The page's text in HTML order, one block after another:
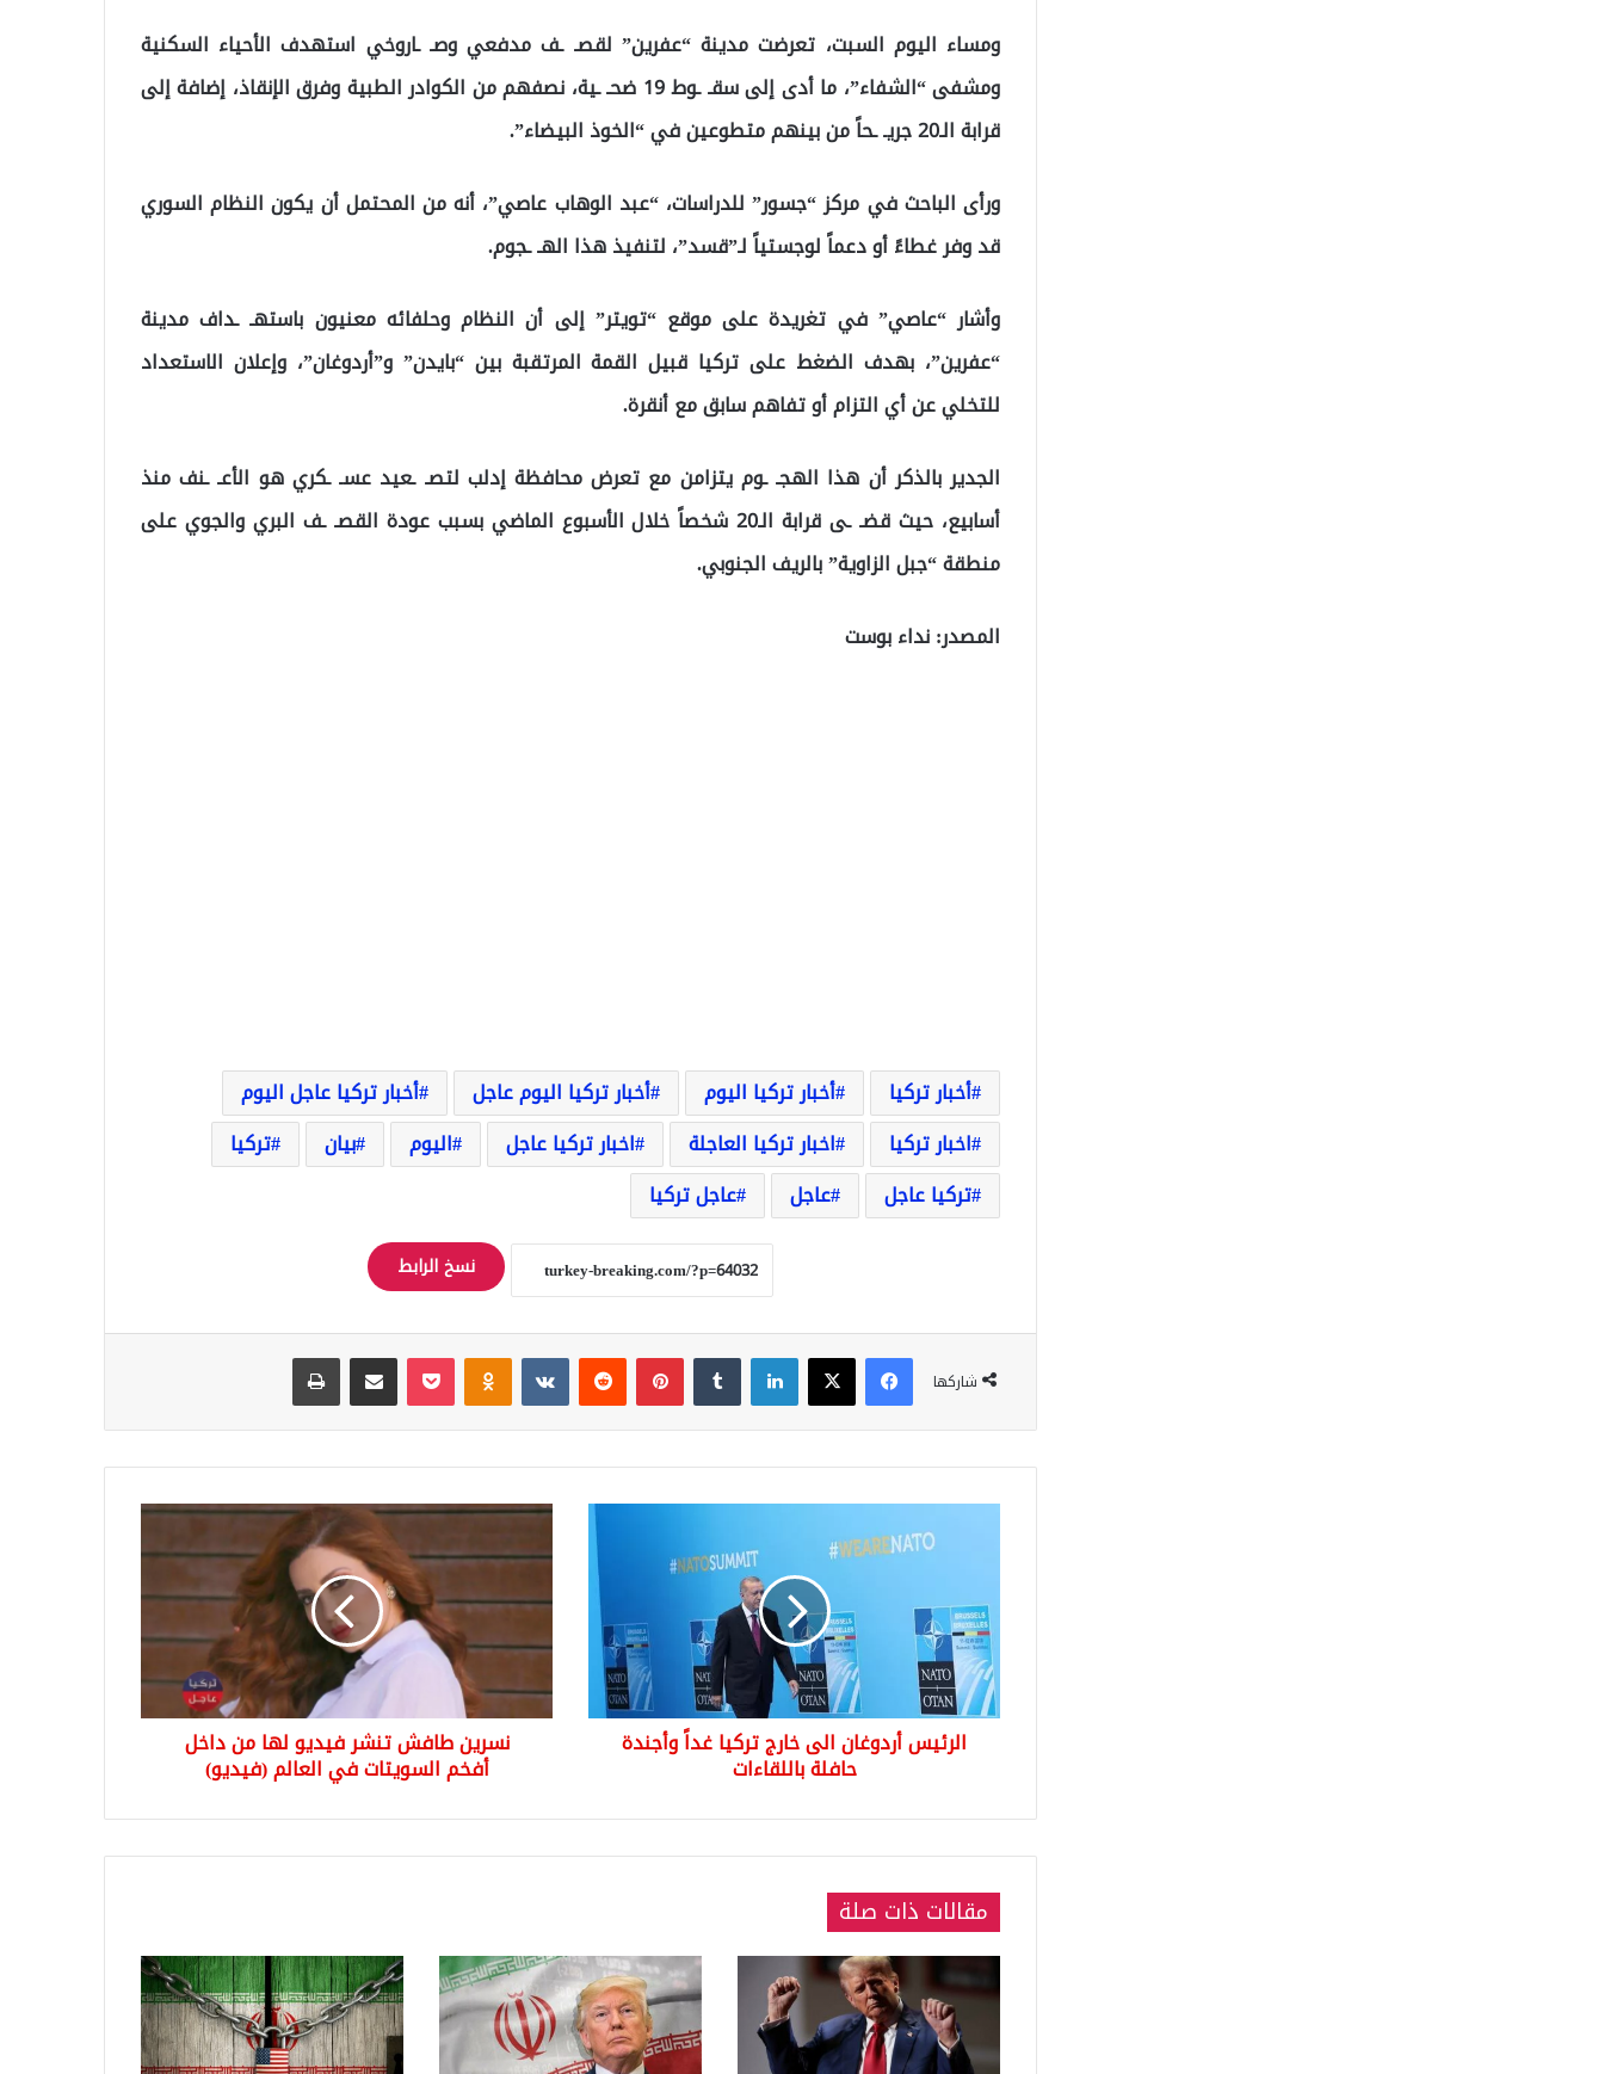
ومساء اليوم السبت، تعرضت مدينة “عفرين” لقصـ ـف مدفعي وصـ ـاروخي استهدف الأحياء السكنية
ومشفى “الشفاء”، ما أدى إلى سقـ ـوط 19 ضحـ ـية، نصفهم من الكوادر الطبية وفرق الإنقاذ، إضافة إلى
قرابة الـ20 جريـ ـحاً من بينهم متطوعين في “الخوذ البيضاء”.
ورأى الباحث في مركز “جسور” للدراسات، “عبد الوهاب عاصي”، أنه من المحتمل أن يكون النظام السوري
قد وفر غطاءً أو دعماً لوجستياً لـ”قسد”، لتنفيذ هذا الهـ ـجوم.
وأشار “عاصي” في تغريدة على موقع “تويتر” إلى أن النظام وحلفائه معنيون باستهـ ـداف مدينة
“عفرين”، بهدف الضغط على تركيا قبيل القمة المرتقبة بين “بايدن” و”أردوغان”، وإعلان الاستعداد
للتخلي عن أي التزام أو تفاهم سابق مع أنقرة.
الجدير بالذكر أن هذا الهجـ ـوم يتزامن مع تعرض محافظة إدلب لتصـ ـعيد عسـ ـكري هو الأعـ ـنف منذ
أسابيع، حيث قضـ ـى قرابة الـ20 شخصاً خلال الأسبوع الماضي بسبب عودة القصـ ـف البري والجوي على
منطقة “جبل الزاوية” بالريف الجنوبي.
المصدر: نداء بوست
أخبار تركيا أخبار تركيا اليوم أخبار تركيا اليوم عاجل
أخبار تركيا عاجل اليوم
اخبار تركيا
اخبار تركيا العاجلة اخبار تركيا عاجل اليوم بيان
تركيا
تركيا عاجل
عاجل عاجل تركيا
نسخ الرابط
شاركها
فيسبوك ‫X لينكدإن بينتيريست
س
د
ن
ل
ى
ا
ج
ك
الرئيس أردوغان الى خارج تركيا غداً وأجندة
حافلة باللقاءات
ن
ر
ن
ط
ف
ش
ر
ي
ل
ه
ا
م
ن
نسرين طافش تنشر فيديو لها من داخل
أفخم السويتات في العالم (فيديو)
مقالات ذات صلة